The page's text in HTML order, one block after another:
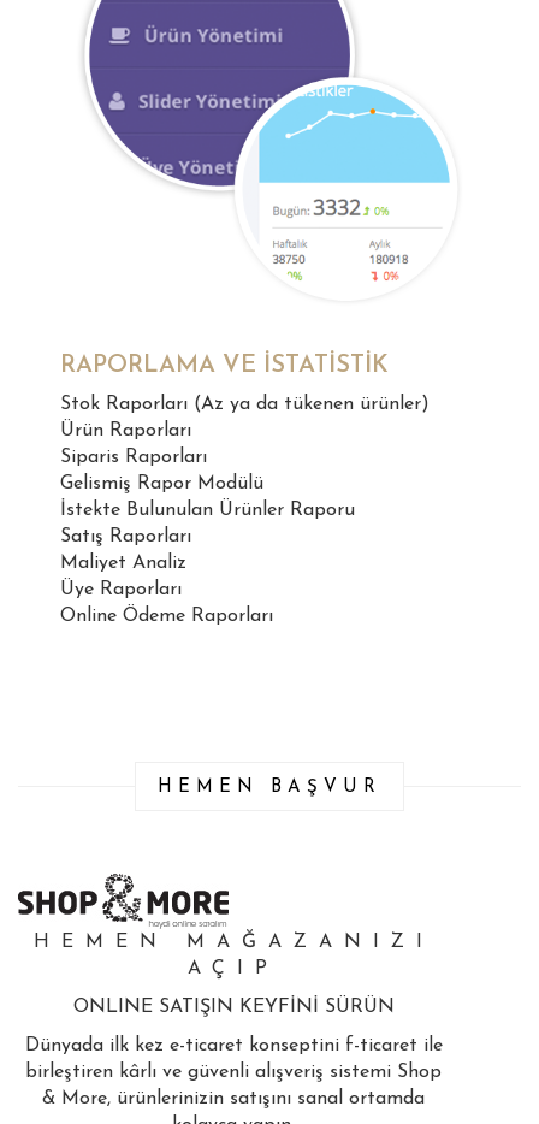
RAPORLAMA VE İSTATİSTİK
Stok Raporları (Az ya da tükenen ürünler)
Ürün Raporları
Siparis Raporları
Gelismiş Rapor Modülü
İstekte Bulunulan Ürünler Raporu
Satış Raporları
Maliyet Analiz
Üye Raporları
Online Ödeme Raporları
HEMEN BAŞVUR
HEMEN MAĞAZANIZI
AÇIP
ONLINE SATIŞIN KEYFİNİ SÜRÜN
Dünyada ilk kez e-ticaret konseptini f-ticaret ile
birleştiren kârlı ve güvenli alışveriş sistemi Shop
& More, ürünlerinizin satışını sanal ortamda